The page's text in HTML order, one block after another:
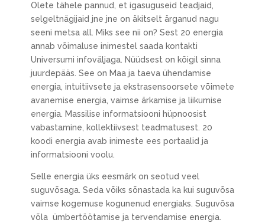
Olete tähele pannud, et igasuguseid teadjaid,
selgeltnägijaid jne jne on äkitselt ärganud nagu
seeni metsa all. Miks see nii on? Sest 20 energia
annab võimaluse inimestel saada kontakti
Universumi infoväljaga. Nüüdsest on kõigil sinna
juurdepääs. See on Maa ja taeva ühendamise
energia, intuitiivsete ja ekstrasensoorsete võimete
avanemise energia, vaimse ärkamise ja liikumise
energia. Massilise informatsiooni hüpnoosist
vabastamine, kollektiivsest teadmatusest. 20
koodi energia avab inimeste ees portaalid ja
informatsiooni voolu.
Selle energia üks eesmärk on seotud veel
suguvõsaga. Seda võiks sõnastada ka kui suguvõsa
vaimse kogemuse kogunenud energiaks. Suguvõsa
võla ümbertöötamise ja tervendamise energia.